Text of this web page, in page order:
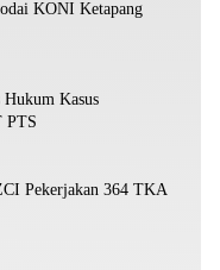
KONI Ketapang
Hukum Kasus
PTS
Pekerjakan 364 TKA